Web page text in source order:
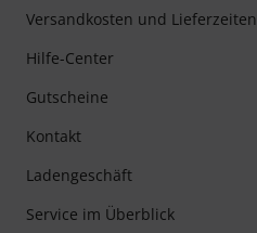
Versandkosten und Lieferzeiten
Hilfe-Center
Gutscheine
Kontakt
Ladengeschäft
Service im Überblick